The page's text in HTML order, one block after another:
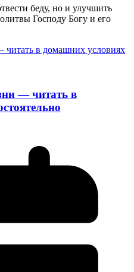
беду, но и улучшить
Господу Богу и его
— читать в